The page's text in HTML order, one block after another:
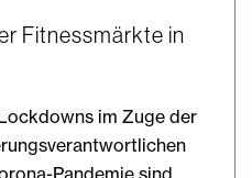
Fitnessmärkte in
im Zuge der